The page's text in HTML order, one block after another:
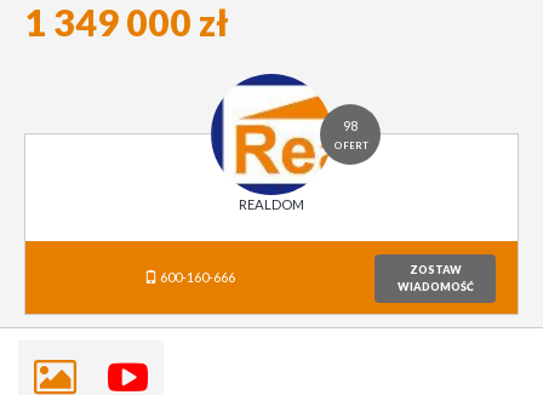
1 349 000 zł
98
OFERT
REALDOM
600-160-666
ZOSTAW
WIADOMOŚĆ